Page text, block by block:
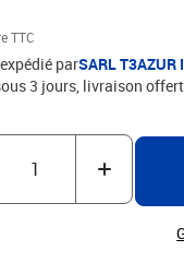
TTC
parSARL T3AZUR
3 jours livraison